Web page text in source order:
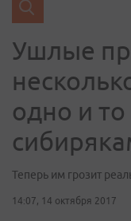
Ушлые
одно и
Теперь им грозит
14:07, 14 октября 2017